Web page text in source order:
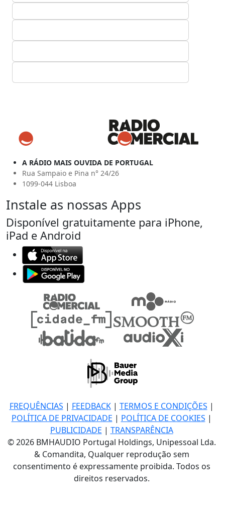
A RÁDIO MAIS OUVIDA DE PORTUGAL
Rua Sampaio e Pina n° 24/26
1099-044 Lisboa
Instale as nossas Apps
Disponível gratuitamente para iPhone,
iPad e Android
FREQUÊNCIAS | FEEDBACK| TERMOS E CONDIÇÕES |
POLÍTICA DE PRIVACIDADE | POLÍTICA DE COOKIES |
PUBLICIDADE | TRANSPARÊNCIA
© 2026 BMHAUDIO Portugal Holdings, Unipessoal Lda.
& Comandita, Qualquer reprodução sem
consentimento é expressamente proibida. Todos os
direitos reservados.